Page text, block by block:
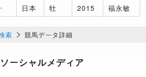
日本 牡 2015 福永敏
索 競馬データ詳細
ソーシャルメディア